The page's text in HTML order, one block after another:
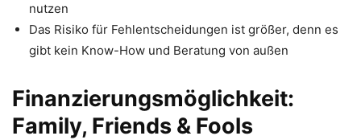
nutzen
Das Risiko für Fehlentscheidungen ist größer, denn es
gibt kein Know-How und Beratung von außen
Finanzierungsmöglichkeit:
Family, Friends & Fools